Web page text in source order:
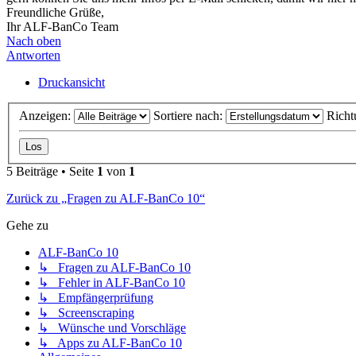
Freundliche Grüße,
Ihr ALF-BanCo Team
Nach oben
Antworten
Druckansicht
Anzeigen: Sortiere nach:
5 Beiträge • Seite 1 von 1
Zurück zu „Fragen zu ALF-BanCo 10“
Gehe zu
ALF-BanCo 10
↳ Fragen zu ALF-BanCo 10
↳ Fehler in ALF-BanCo 10
↳ Empfängerprüfung
↳ Screenscraping
↳ Wünsche und Vorschläge
↳ Apps zu ALF-BanCo 10